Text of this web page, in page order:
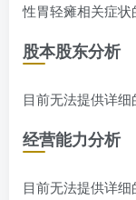
性胃轻瘫相关症状
股本股东分析
目前无法提供详细
经营能力分析
目前无法提供详细